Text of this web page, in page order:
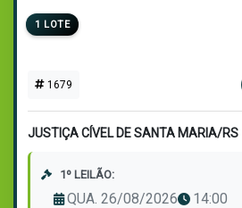
1 LOTE
1679
JUSTIÇA CÍVEL DE SANTA MARIA/RS
1º LEILÃO:
QUA. 26/08/2026 14:00